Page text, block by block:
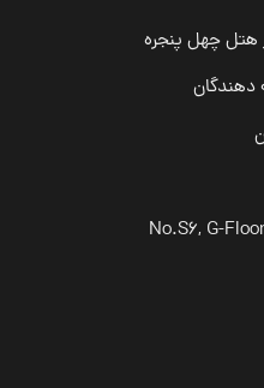
دهندگان
No.S6, G-